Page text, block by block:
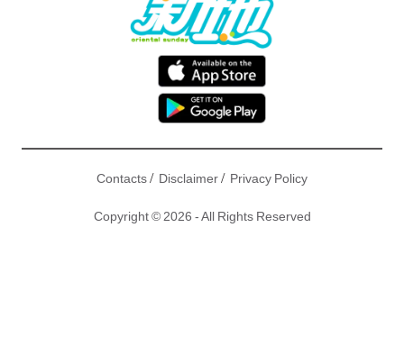
Contacts/ Disclaimer/ Privacy Policy
Copyright © 2026 - All Rights Reserved